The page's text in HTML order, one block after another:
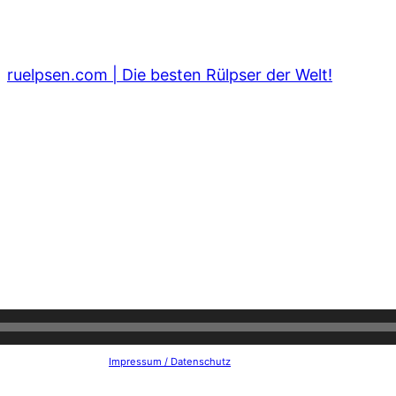
ruelpsen.com | Die besten Rülpser der Welt!
Impressum / Datenschutz